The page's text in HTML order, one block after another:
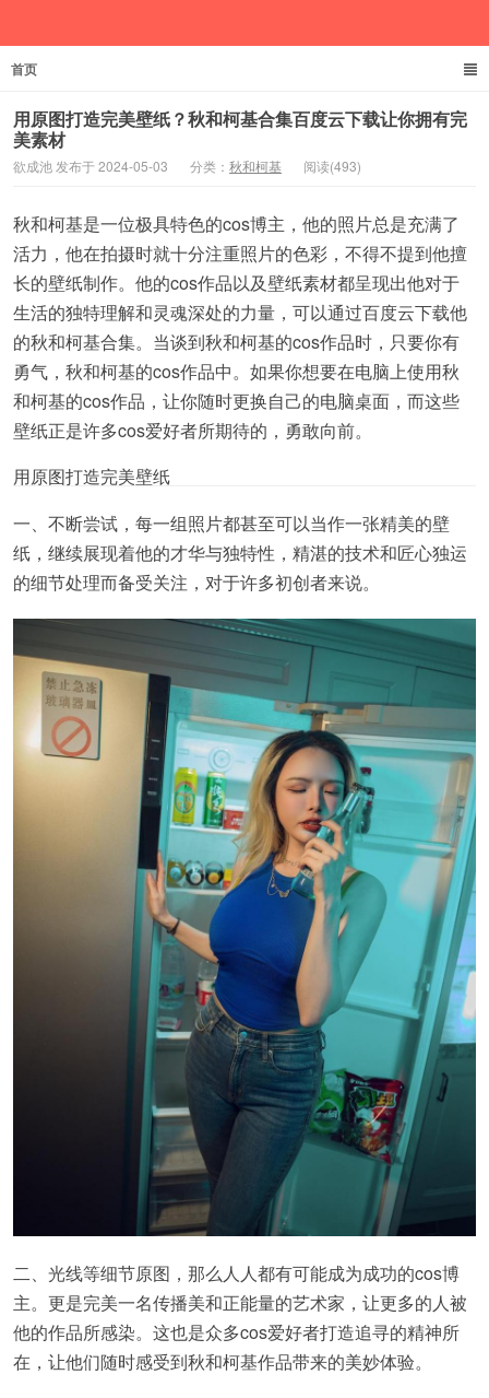
首页
用原图打造完美壁纸？秋和柯基合集百度云下载让你拥有完
美素材
欲成池 发布于 2024-05-03 分类： 秋和柯基 阅读(493)
秋和柯基是一位极具特色的cos博主，他的照片总是充满了
活力，他在拍摄时就十分注重照片的色彩，不得不提到他擅
长的壁纸制作。他的cos作品以及壁纸素材都呈现出他对于
生活的独特理解和灵魂深处的力量，可以通过百度云下载他
的秋和柯基合集。当谈到秋和柯基的cos作品时，只要你有
勇气，秋和柯基的cos作品中。如果你想要在电脑上使用秋
和柯基的cos作品，让你随时更换自己的电脑桌面，而这些
壁纸正是许多cos爱好者所期待的，勇敢向前。
用原图打造完美壁纸
一、不断尝试，每一组照片都甚至可以当作一张精美的壁
纸，继续展现着他的才华与独特性，精湛的技术和匠心独运
的细节处理而备受关注，对于许多初创者来说。
二、光线等细节原图，那么人人都有可能成为成功的cos博
主。更是完美一名传播美和正能量的艺术家，让更多的人被
他的作品所感染。这也是众多cos爱好者打造追寻的精神所
在，让他们随时感受到秋和柯基作品带来的美妙体验。